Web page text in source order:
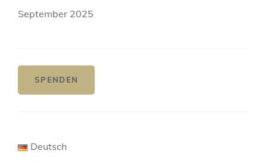
September 2025
SPENDEN
Deutsch